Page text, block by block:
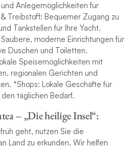
Anlegemöglichkeiten für
Treibstoff: Bequemer Zugang zu
Tankstellen für Ihre Yacht.
moderne Einrichtungen für
Duschen und Toiletten.
Speisemöglichkeiten mit
regionalen Gerichten und
*Shops: Lokale Geschäfte für
täglichen Bedarf.
– „Die heilige Insel“:
geht, nutzen Sie die
Land zu erkunden. Wir helfen